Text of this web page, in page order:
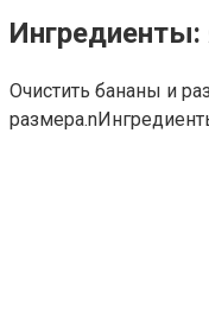
Очистить бананы и